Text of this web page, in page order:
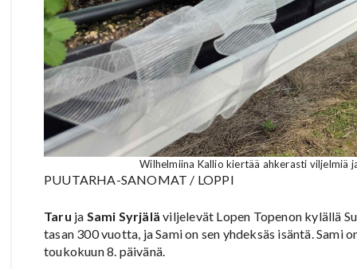
Wilhelmiina Kallio kiertää ahkerasti viljelmiä
PUUTARHA-SANOMAT / LOPPI
Taru ja Sami Syrjälä viljelevät Lopen Topenon kylällä
tasan 300 vuotta, ja Sami on sen yhdeksäs isäntä.
toukokuun 8. päivänä.